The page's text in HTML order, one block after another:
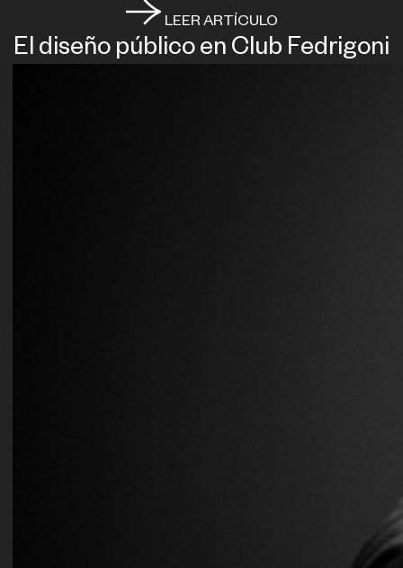
LEER ARTÍCULO
El diseño público en Club Fedrigoni